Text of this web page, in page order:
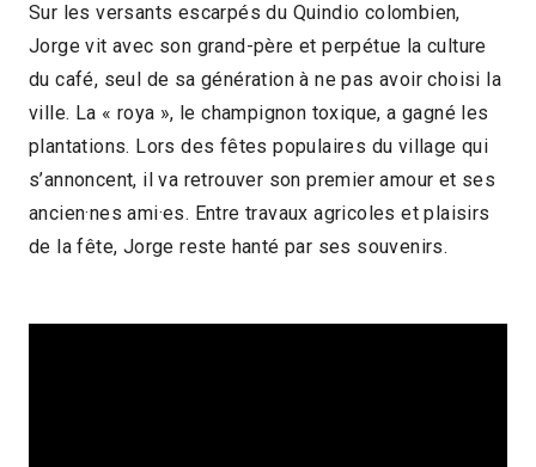
Juan Sebastián Mesa Colombie 2021
1h23
2023 > Focus : Cinéma colombien
contemporain
2023 > Séances spéciales
Sur les versants escarpés du Quindio colombien,
Jorge vit avec son grand-père et perpétue la culture
du café, seul de sa génération à ne pas avoir choisi la
ville. La « roya », le champignon toxique, a gagné les
plantations. Lors des fêtes populaires du village qui
s’annoncent, il va retrouver son premier amour et ses
ancien·nes ami·es. Entre travaux agricoles et plaisirs
de la fête, Jorge reste hanté par ses souvenirs.